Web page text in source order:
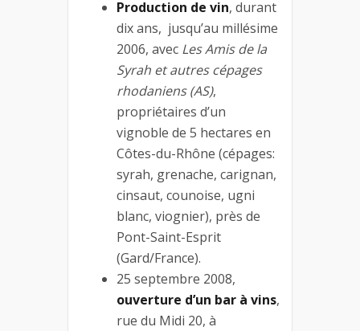
Production de vin, durant
dix ans, jusqu’au millésime
2006, avec Les Amis de la
Syrah et autres cépages
rhodaniens (AS),
propriétaires d’un
vignoble de 5 hectares en
Côtes-du-Rhône (cépages:
syrah, grenache, carignan,
cinsaut, counoise, ugni
blanc, viognier), près de
Pont-Saint-Esprit
(Gard/France).
25 septembre 2008,
ouverture d’un bar à vins,
rue du Midi 20, à